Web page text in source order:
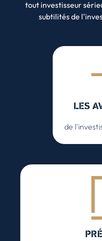
tout investisseur
subtilités de
LES
de